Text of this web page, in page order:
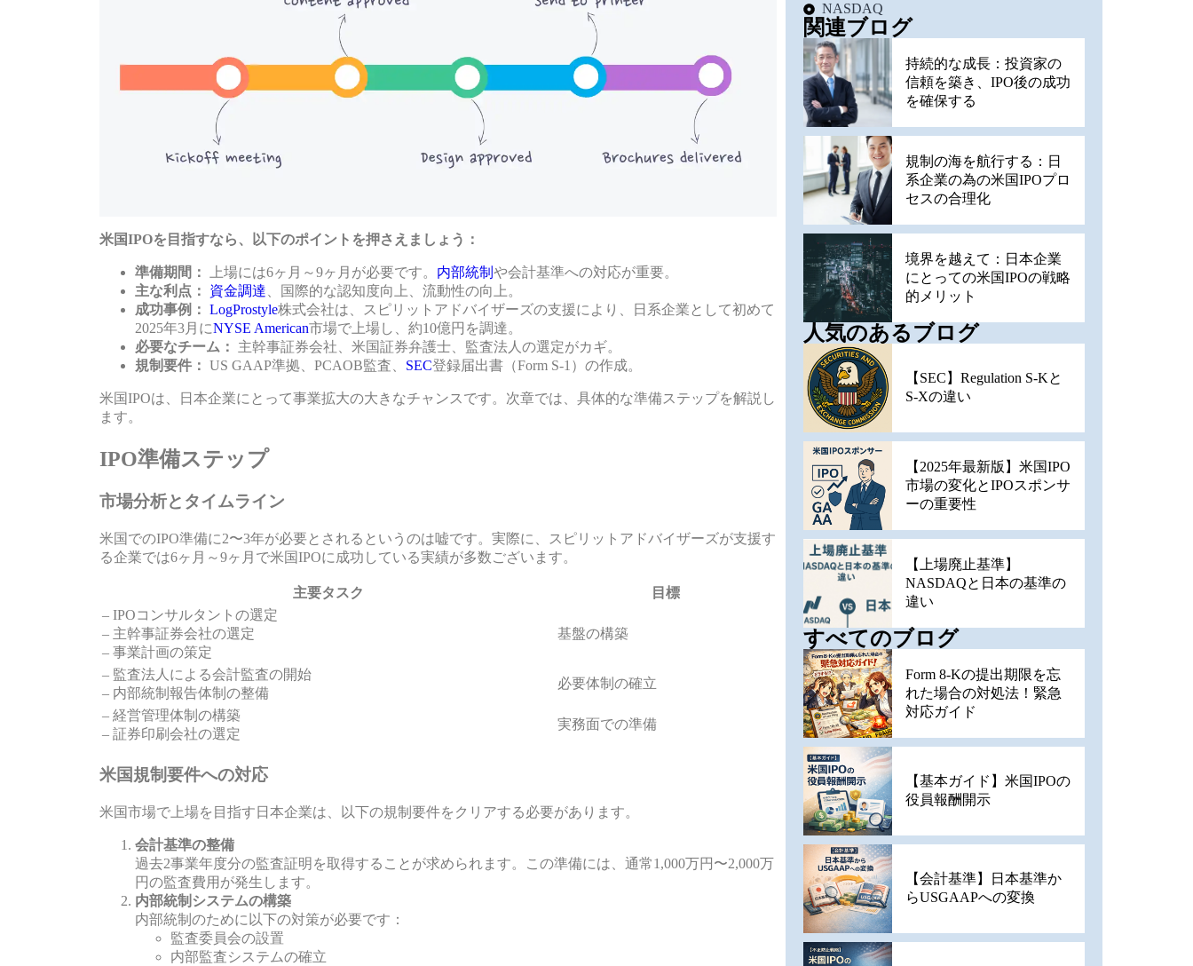
米国IPOを目指すなら、以下のポイントを押さえましょう：
準備期間： 上場には6ヶ月～9ヶ月が必要です。 内部統制 や会計基準への対応が重要。
主な利点：
資金調達 、国際的な認知度向上、流動性の向上。
成功事例： LogProstyle株式会社は、スピリットアドバイザーズの支援により、日系企業として初めて
2025年3月にNYSE American市場で上場し、約10億円を調達。
必要なチーム：
主幹事証券会社、米国証券弁護士、監査法人の選定がカギ。
規制要件： US GAAP準拠、PCAOB監査、 SEC登録届出書（Form S-1）の作成。
米国IPOは、日本企業にとって事業拡大の大きなチャンスです。次章では、具体的な準備ステップを解説し
ます。
IPO準備ステップ
市場分析とタイムライン
米国でのIPO準備に2〜3年が必要とされるというのは嘘です。実際に、スピリットアドバイザーズが支援す
る企業では6ヶ月～9ヶ月で米国IPOに成功している実績が多数ございます。
主要タスク
目標
– IPOコンサルタントの選定
– 主幹事証券会社の選定
– 事業計画の策定
基盤の構築
– 監査法人による会計監査の開始
– 内部統制報告体制の整備
必要体制の確立
– 経営管理体制の構築
– 証券印刷会社の選定
実務面での準備
米国規制要件への対応
米国市場で上場を目指す日本企業は、以下の規制要件をクリアする必要があります。
会計基準の整備
過去2事業年度分の監査証明を取得することが求められます。この準備には、通常1,000万円〜2,000万
円の監査費用が発生します。
内部統制システムの構築
内部統制のために以下の対策が必要です：
監査委員会の設置
内部監査システムの確立
NASDAQ
関連ブログ
持続的な成長：投資家の
信頼を築き、IPO後の成功
を確保する
規制の海を航行する：日
系企業の為の米国IPOプロ
セスの合理化
境界を越えて：日本企業
にとっての米国IPOの戦略
的メリット
人気のあるブログ
【SEC】Regulation S-Kと
S-Xの違い
【2025年最新版】米国IPO
市場の変化とIPOスポンサ
ーの重要性
【上場廃止基準】
NASDAQと日本の基準の
違い
すべてのブログ
Form 8-Kの提出期限を忘
れた場合の対処法！緊急
対応ガイド
【基本ガイド】米国IPOの
役員報酬開示
【会計基準】日本基準か
らUSGAAPへの変換